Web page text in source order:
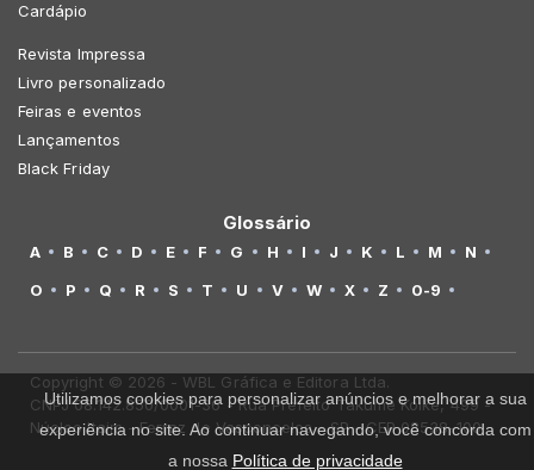
Cardápio
Revista Impressa
Livro personalizado
Feiras e eventos
Lançamentos
Black Friday
Glossário
A B C D E F G H I J K L M
N
O
P Q R S T U V W X Z 0-9
Copyright © 2026 - WBL Gráfica e Editora Ltda.
CNPJ 08.142.850/0001-36 - Rua Prefeito Takume Koike, 499 -
Núcleo Itaim - Ferraz de Vasconcelos - SP - CEP 08538-100
Utilizamos cookies para personalizar anúncios e melhorar a sua
experiência no site. Ao continuar navegando, você concorda com
a nossa Política de privacidade